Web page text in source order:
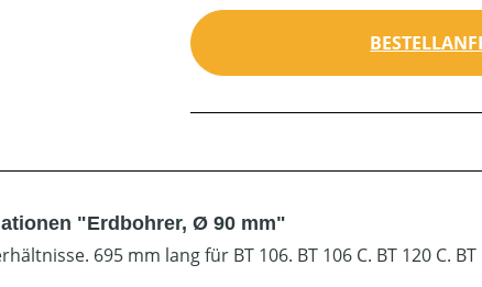
"Erdbohrer, Ø 90 mm"
695 mm lang für BT 106. BT 106 C. BT 120 C.